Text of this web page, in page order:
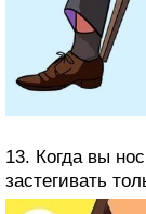
13. Когда вы
застегивать